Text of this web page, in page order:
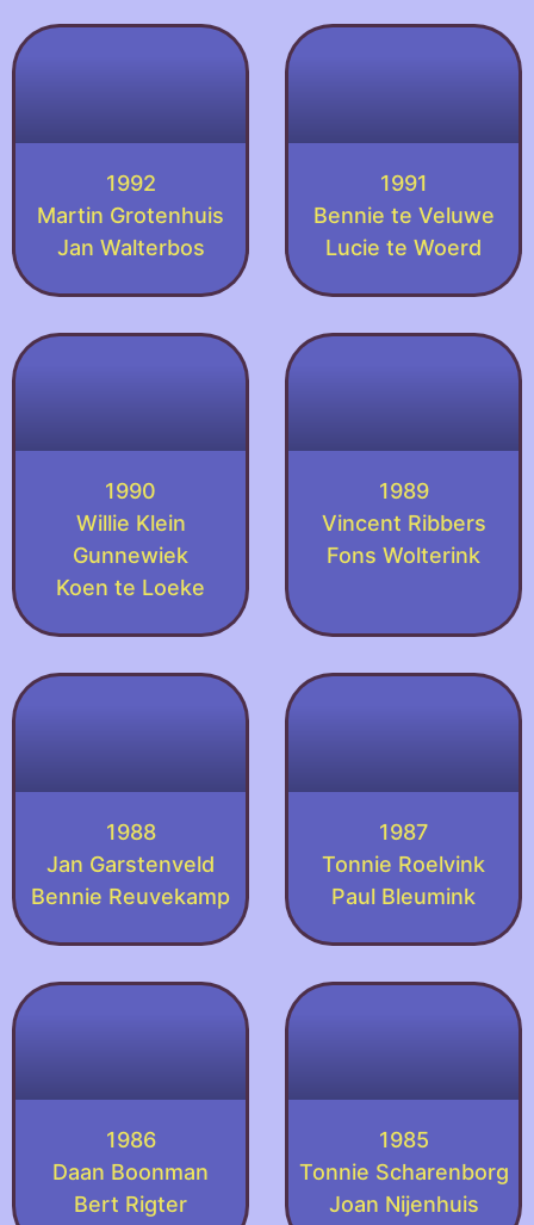
1992
Martin Grotenhuis
Jan Walterbos
1991
Bennie te Veluwe
Lucie te Woerd
1990
Willie Klein
Gunnewiek
Koen te Loeke
1989
Vincent Ribbers
Fons Wolterink
1988
Jan Garstenveld
Bennie Reuvekamp
1987
Tonnie Roelvink
Paul Bleumink
1986
Daan Boonman
Bert Rigter
1985
Tonnie Scharenborg
Joan Nijenhuis